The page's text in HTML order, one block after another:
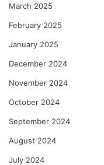
March 2025
February 2025
January 2025
December 2024
November 2024
October 2024
September 2024
August 2024
July 2024